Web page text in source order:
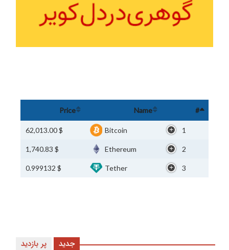
#
Name
Price
1
Bitcoin
$ 62,013.00
2
Ethereum
$ 1,740.83
3
Tether
$ 0.999132
پر بازدید جدید